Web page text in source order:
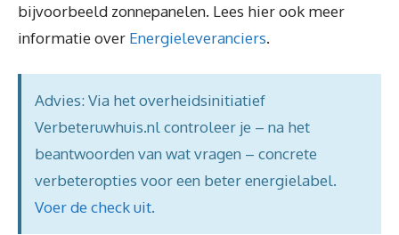
bijvoorbeeld zonnepanelen. Lees hier ook meer
informatie over Energieleveranciers.
Advies: Via het overheidsinitiatief
Verbeteruwhuis.nl controleer je – na het
beantwoorden van wat vragen – concrete
verbeteropties voor een beter energielabel.
Voer de check uit.